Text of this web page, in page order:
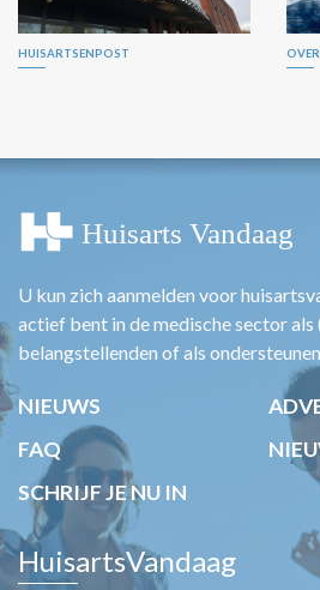
HUISARTSENPOST
U kun zich aanmelden voor
actief bent in de medische sector als
belangstellenden of als
NIEUWS
FAQ
SCHRIJF JE NU IN
HuisartsVandaag